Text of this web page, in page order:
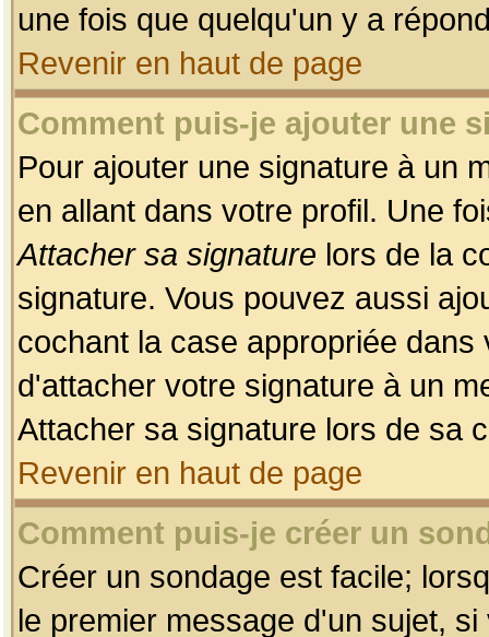
une fois que quelqu'un y a
Revenir en haut de page
Comment puis-je ajouter une
Pour ajouter une signature à un
en allant dans votre profil. Une
Attacher sa signature lors de la
signature. Vous pouvez aussi
cochant la case appropriée
d'attacher votre signature à un
Attacher sa signature lors de sa
Revenir en haut de page
Comment puis-je créer un
Créer un sondage est facile;
le premier message d'un sujet,